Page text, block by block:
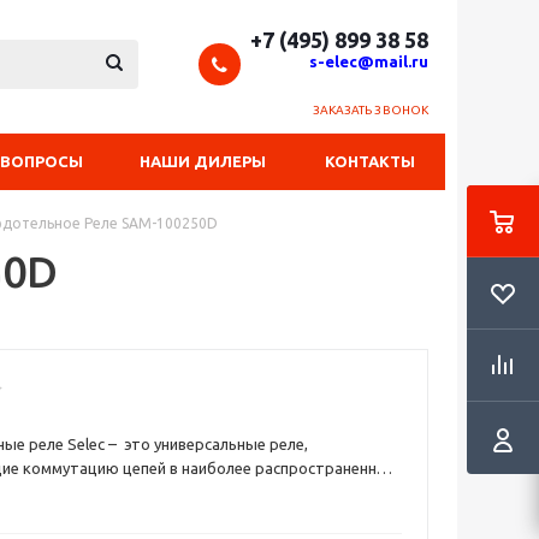
+7 (495) 899 38 58
s-elec@mail.ru
ЗАКАЗАТЬ ЗВОНОК
НАШИ ДИЛЕРЫ КОНТАКТЫ
Реле SAM-100250D
реле Selec – это универсальные реле,
коммутацию цепей в наиболее распространенных
диапазонах токов нагрузки резистивного или